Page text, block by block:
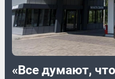
«Все думают,